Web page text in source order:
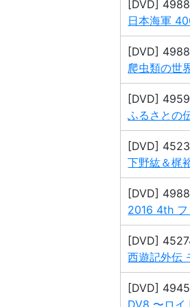
[DVD]
日本海軍
[DVD]
爬虫類の世
[DVD]
ふるさとの
[DVD]
下野紘＆梶
[DVD]
2016 4th フ
[DVD]
西遊記外伝
[DVD]
DV8 〜ロイ